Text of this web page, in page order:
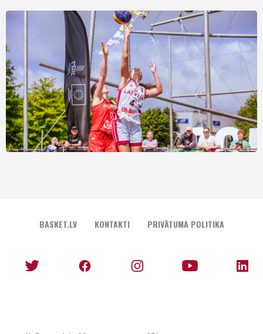
BASKET.LV KONTAKTI PRIVĀTUMA POLITIKA